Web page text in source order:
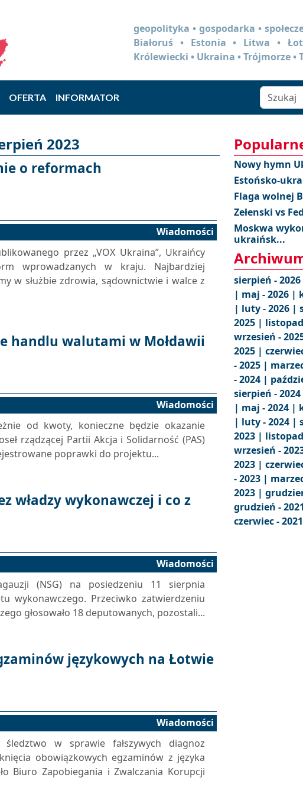
geopolityka • gospodarka •
Białoruś • Estonia • Litwa •
Królewiecki • Ukraina • Trójmorze •
OFERTA INFORMATOR
2023
o reformach
Wiadomości
przez „VOX Ukraina”, Ukraińcy
wprowadzanych w kraju. Najbardziej
w służbie zdrowia, sądownictwie i walce z
handlu walutami w Mołdawii
Wiadomości
od kwoty, konieczne będzie okazanie
rządzącej Partii Akcja i Solidarność (PAS)
poprawki do projektu...
władzy wykonawczej i co z
Wiadomości
(NSG) na posiedzeniu 11 sierpnia
wykonawczego. Przeciwko zatwierdzeniu
głosowało 18 deputowanych, pozostali...
językowych na Łotwie
Wiadomości
w sprawie fałszywych diagnoz
obowiązkowych egzaminów z języka
Biuro Zapobiegania i Zwalczania Korupcji
Nowy hymn
Estońsko-
Flaga wolnej
Zełenski vs
Moskwa
ukraińsk...
sierpień -
| maj - 2026 |
| luty - 2026 |
2025 |
wrzesień -
2025 |
- 2025 |
- 2024 |
sierpień -
| maj - 2024 |
| luty - 2024 |
2023 |
wrzesień -
2023 |
- 2023 |
2023 |
grudzień -
czerwiec -